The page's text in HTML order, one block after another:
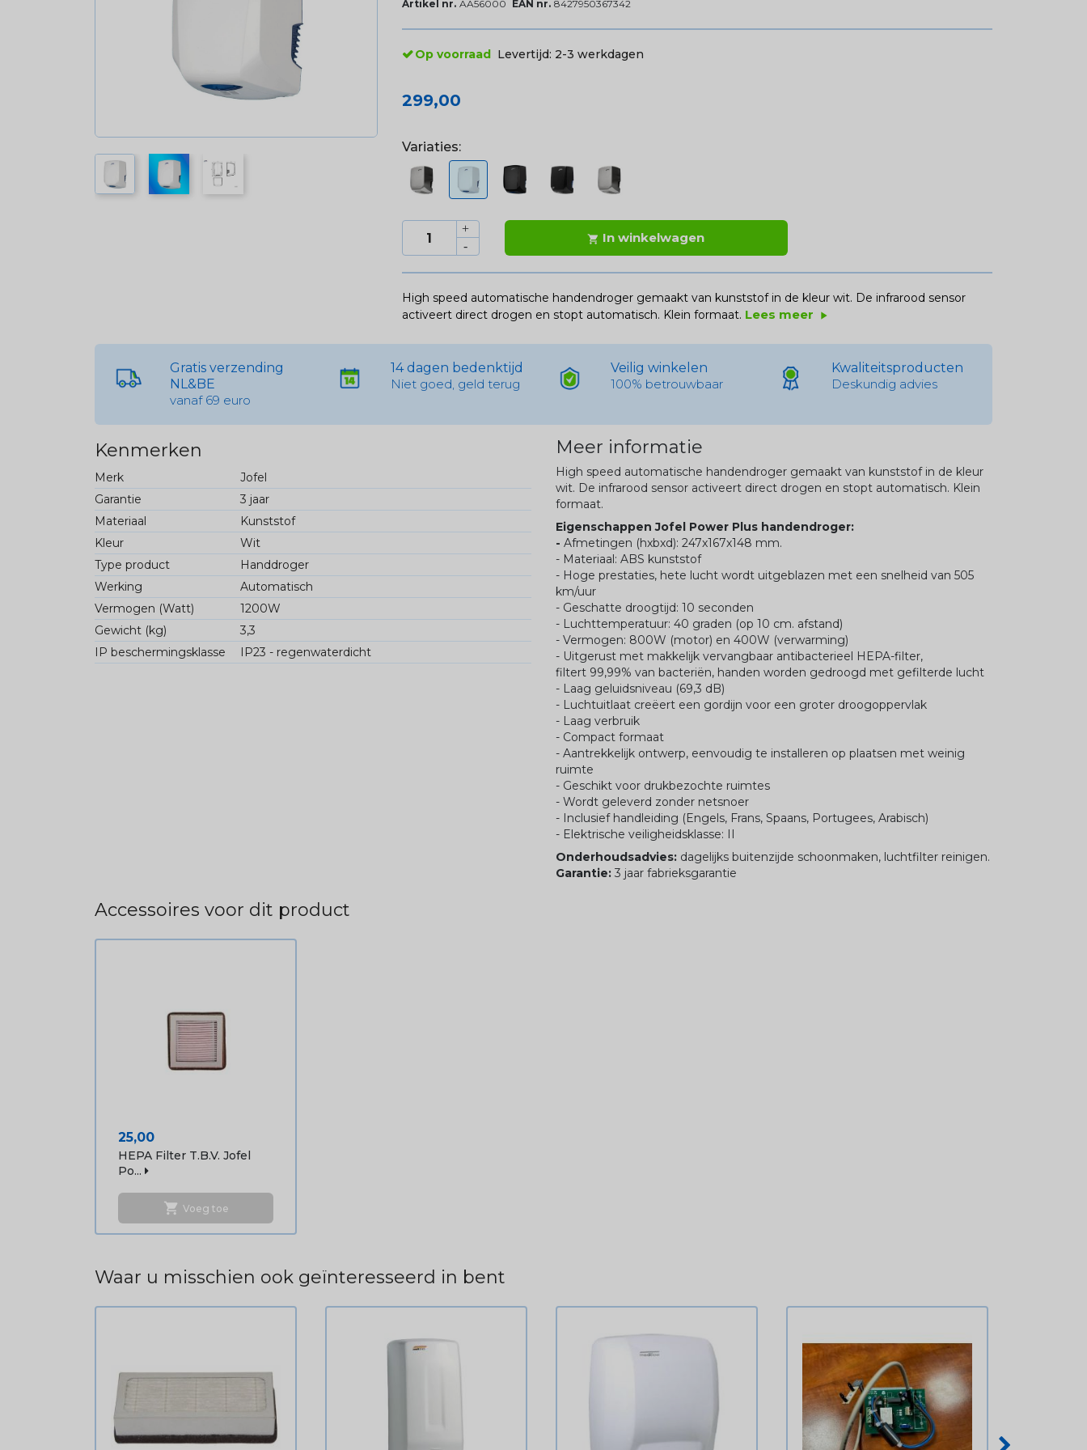
Artikel nr. AA56000 EAN nr. 8427950367342
Op voorraad Levertijd: 2-3 werkdagen
299,00
Variaties:
 In winkelwagen
High speed automatische handendroger gemaakt van kunststof in de kleur wit. De infrarood sensor
activeert direct drogen en stopt automatisch. Klein formaat. Lees meer play_arrow
Gratis verzending
NL&BE
vanaf 69 euro
14 dagen bedenktijd
Niet goed, geld terug
Veilig winkelen
100% betrouwbaar
Kwaliteitsproducten
Deskundig advies
Kenmerken
Merk
Jofel
Garantie
3 jaar
Materiaal
Kunststof
Kleur
Wit
Type product
Handdroger
Werking
Automatisch
Vermogen (Watt)
1200W
Gewicht (kg)
3,3
IP beschermingsklasse
IP23 - regenwaterdicht
Meer informatie
High speed automatische handendroger gemaakt van kunststof in de kleur
wit. De infrarood sensor activeert direct drogen en stopt automatisch. Klein
formaat.
Eigenschappen Jofel Power Plus handendroger:
- Afmetingen (hxbxd): 247x167x148 mm.
- Materiaal: ABS kunststof
- Hoge prestaties, hete lucht wordt uitgeblazen met een snelheid van 505
km/uur
- Geschatte droogtijd: 10 seconden
- Luchttemperatuur: 40 graden (op 10 cm. afstand)
- Vermogen: 800W (motor) en 400W (verwarming)
- Uitgerust met makkelijk vervangbaar antibacterieel HEPA-filter,
filtert 99,99% van bacteriën, handen worden gedroogd met gefilterde lucht
- Laag geluidsniveau (69,3 dB)
- Luchtuitlaat creëert een gordijn voor een groter droogoppervlak
- Laag verbruik
- Compact formaat
- Aantrekkelijk ontwerp, eenvoudig te installeren op plaatsen met weinig
ruimte
- Geschikt voor drukbezochte ruimtes
- Wordt geleverd zonder netsnoer
- Inclusief handleiding (Engels, Frans, Spaans, Portugees, Arabisch)
- Elektrische veiligheidsklasse: II
Onderhoudsadvies: dagelijks buitenzijde schoonmaken, luchtfilter reinigen.
Garantie: 3 jaar fabrieksgarantie
Accessoires voor dit product
Prijs
25,00
HEPA Filter T.b.v. Jofel
Po...
shopping_cart Voeg toe
Waar u misschien ook geïnteresseerd in bent